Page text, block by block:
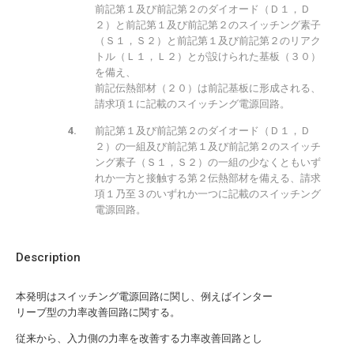
Description
本発明はスイッチング電源回路に関し、例えばインター
リーブ型の力率改善回路に関する。
従来から、入力側の力率を改善する力率改善回路とし
前記第１及び前記第２のダイオード（Ｄ１，Ｄ
２）と前記第１及び前記第２のスイッチング素子
（Ｓ１，Ｓ２）と前記第１及び前記第２のリアク
トル（Ｌ１，Ｌ２）とが設けられた基板（３０）
を備え、
前記伝熱部材（２０）は前記基板に形成される、
請求項１に記載のスイッチング電源回路。
前記第１及び前記第２のダイオード（Ｄ１，Ｄ
２）の一組及び前記第１及び前記第２のスイッチ
ング素子（Ｓ１，Ｓ２）の一組の少なくともいず
れか一方と接触する第２伝熱部材を備える、請求
項１乃至３のいずれか一つに記載のスイッチング
電源回路。